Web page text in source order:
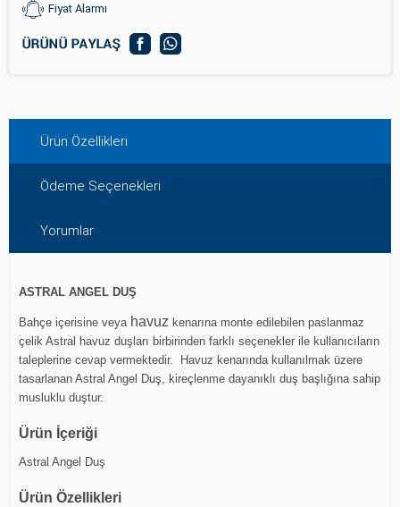
Fiyat Alarmı
Ürün Özellikleri
Ödeme Seçenekleri
Yorumlar
ASTRAL ANGEL DUŞ
Bahçe içerisine veya havuz kenarına monte edilebilen paslanmaz
çelik Astral havuz duşları birbirinden farklı seçenekler ile kullanıcıların
taleplerine cevap vermektedir. Havuz kenarında kullanılmak üzere
tasarlanan Astral Angel Duş, kireçlenme dayanıklı duş başlığına sahip
musluklu duştur.
Ürün İçeriği
Astral Angel Duş
Ürün Özellikleri